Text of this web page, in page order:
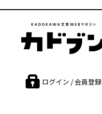
ログイン / 会員登録